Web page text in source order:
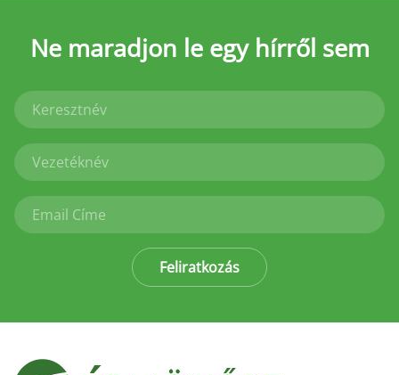
Ne maradjon le egy hírről sem
Feliratkozás